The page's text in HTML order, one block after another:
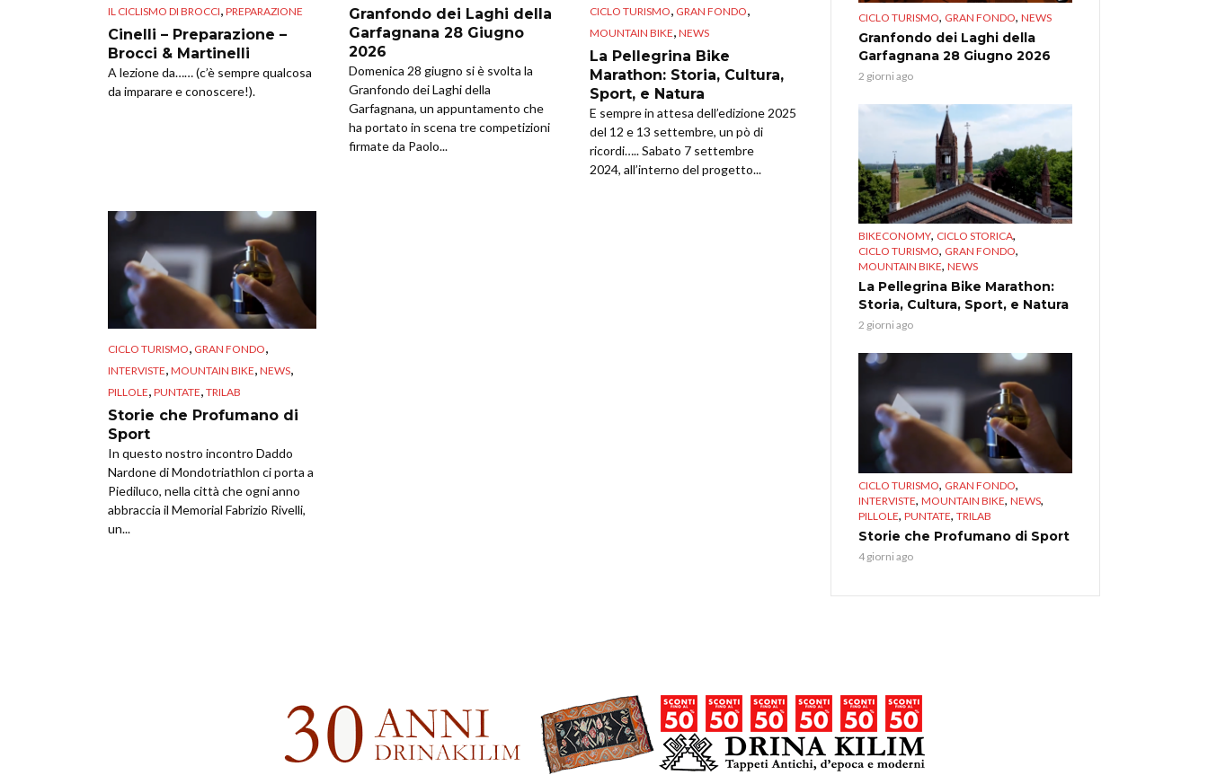
IL CICLISMO DI BROCCI, PREPARAZIONE
Cinelli – Preparazione –
Brocci & Martinelli
A lezione da…… (c’è sempre qualcosa
da imparare e conoscere!).
Granfondo dei Laghi della
Garfagnana 28 Giugno
2026
Domenica 28 giugno si è svolta la
Granfondo dei Laghi della
Garfagnana, un appuntamento che
ha portato in scena tre competizioni
firmate da Paolo...
CICLO TURISMO, GRAN FONDO,
MOUNTAIN BIKE, NEWS
La Pellegrina Bike
Marathon: Storia, Cultura,
Sport, e Natura
E sempre in attesa dell’edizione 2025
del 12 e 13 settembre, un pò di
ricordi….. Sabato 7 settembre
2024, all’interno del progetto...
CICLO TURISMO GRAN FONDO
INTERVISTE MOUNTAIN BIKE NEWS
PILLOLE PUNTATE TRILAB
Storie che Profumano di
Sport
In questo nostro incontro Daddo
Nardone di Mondotriathlon ci porta a
Piediluco, nella città che ogni anno
abbraccia il Memorial Fabrizio Rivelli,
un...
CICLO TURISMO, GRAN FONDO, NEWS
Granfondo dei Laghi della
Garfagnana 28 Giugno 2026
2 giorni ago
BIKECONOMY, CICLO STORICA,
CICLO TURISMO, GRAN FONDO,
MOUNTAIN BIKE, NEWS
La Pellegrina Bike Marathon:
Storia, Cultura, Sport, e Natura
2 giorni ago
CICLO TURISMO, GRAN FONDO,
INTERVISTE, MOUNTAIN BIKE, NEWS,
PILLOLE, PUNTATE, TRILAB
Storie che Profumano di Sport
4 giorni ago